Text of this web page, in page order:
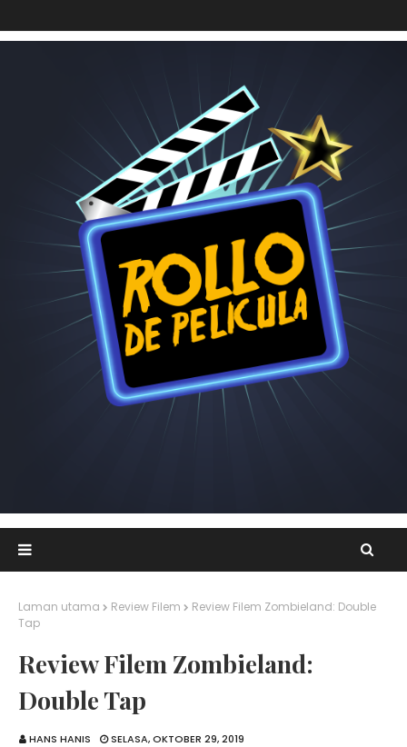
Laman utama Review Filem
Review Filem Zombieland: Double
Tap
Review Filem Zombieland:
Double Tap
HANS HANIS SELASA, OKTOBER 29, 2019